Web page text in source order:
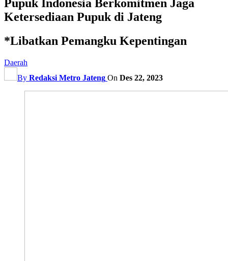
Pupuk Indonesia Berkomitmen Jaga
Ketersediaan Pupuk di Jateng
*Libatkan Pemangku Kepentingan
Daerah
By Redaksi Metro Jateng On Des 22, 2023